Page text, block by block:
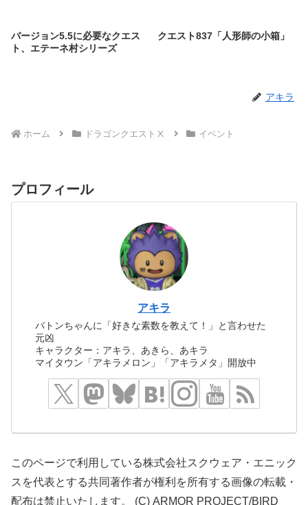
バージョン5.5に必要なクエス
ト、エテーネ村シリーズ
クエスト837「人形師の小箱」
アキラ
ホーム ドラゴンクエストⅩ イベント
プロフィール
アキラ
バトンちゃんに「好きな素数を教えて！」と言わせた
元凶
キャラクター：アキラ、あきら、あキラ
マイタウン「アキラメロン」「アキラメタ」開放中
このページで利用している株式会社スクウェア・エニック
スを代表とする共同著作者が権利を所有する画像の転載・
配布は禁止いたします。 (C) ARMOR PROJECT/BIRD